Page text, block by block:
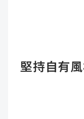
堅持自有